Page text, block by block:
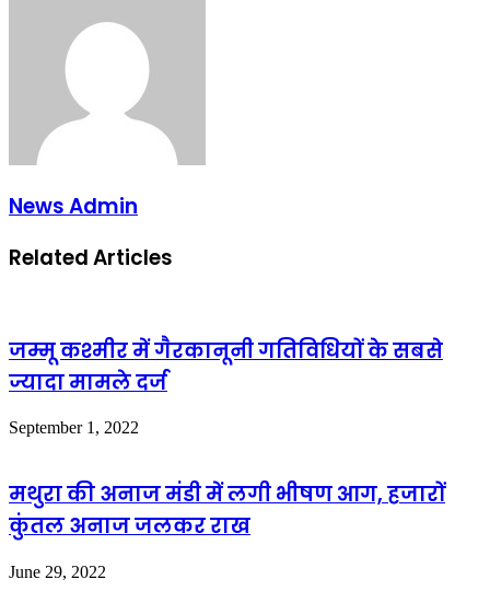
News Admin
Related Articles
जम्मू कश्मीर में गैरकानूनी गतिविधियों के सबसे
ज्यादा मामले दर्ज
September 1, 2022
मथुरा की अनाज मंडी में लगी भीषण आग, हजारों
कुंतल अनाज जलकर राख
June 29, 2022